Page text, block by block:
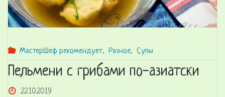
МастерШеф рекомендует, Разное, Супы
Пельмени с грибами по-азиатски
22.10.2019